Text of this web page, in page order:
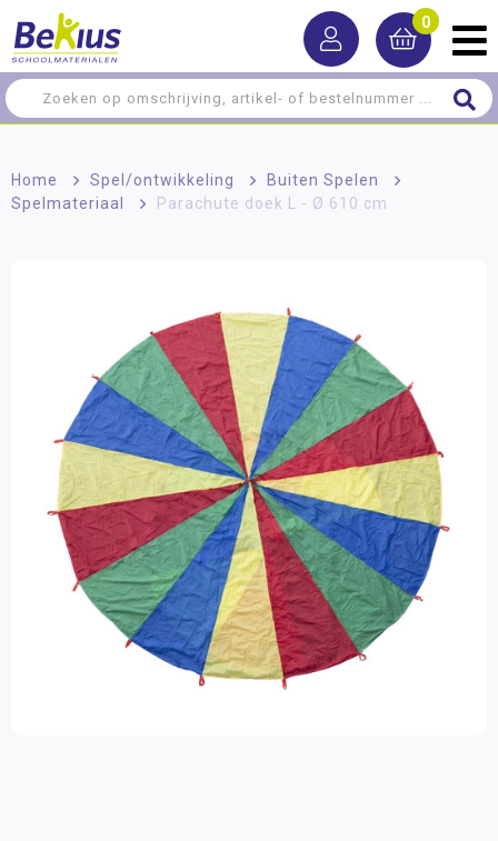
0
Home > Spel/ontwikkeling > Buiten Spelen
>
Spelmateriaal
> Parachute doek L - Ø 610 cm